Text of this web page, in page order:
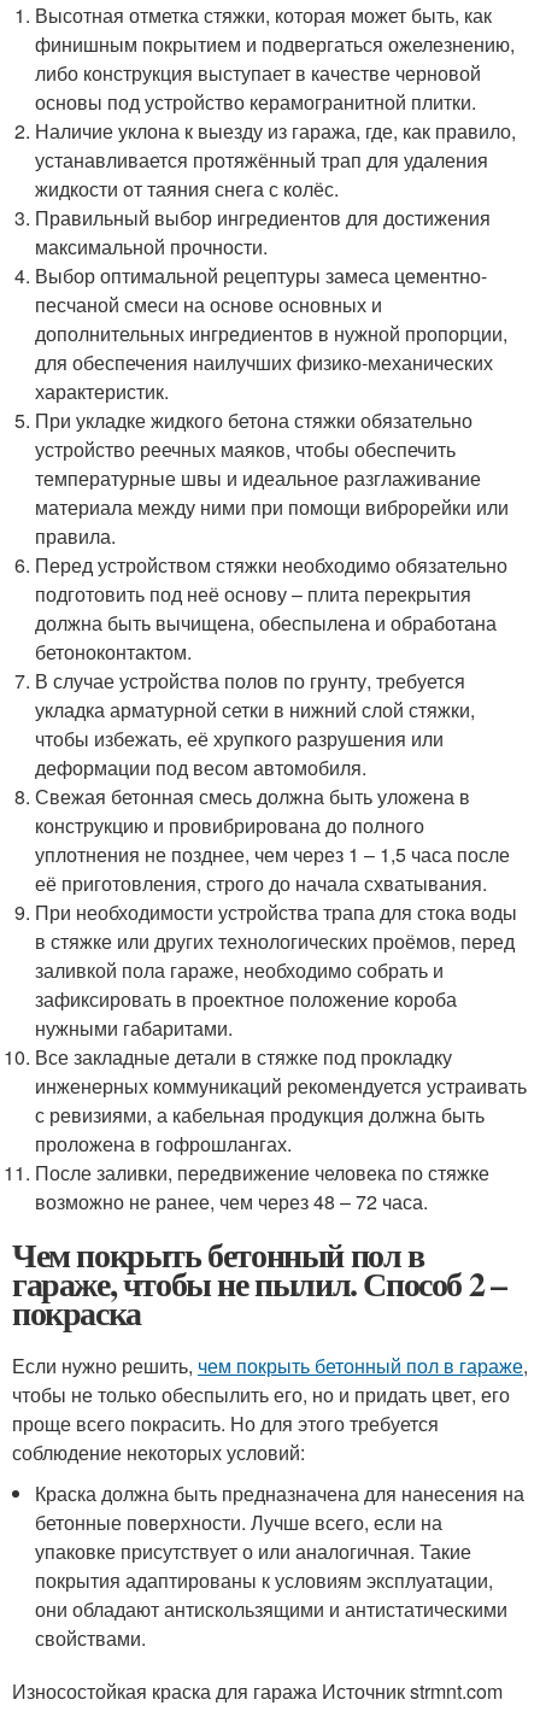
Высотная отметка стяжки, которая может быть, как
финишным покрытием и подвергаться ожелезнению,
либо конструкция выступает в качестве черновой
основы под устройство керамогранитной плитки.
Наличие уклона к выезду из гаража, где, как правило,
устанавливается протяжённый трап для удаления
жидкости от таяния снега с колёс.
Правильный выбор ингредиентов для достижения
максимальной прочности.
Выбор оптимальной рецептуры замеса цементно-
песчаной смеси на основе основных и
дополнительных ингредиентов в нужной пропорции,
для обеспечения наилучших физико-механических
характеристик.
При укладке жидкого бетона стяжки обязательно
устройство реечных маяков, чтобы обеспечить
температурные швы и идеальное разглаживание
материала между ними при помощи виброрейки или
правила.
Перед устройством стяжки необходимо обязательно
подготовить под неё основу – плита перекрытия
должна быть вычищена, обеспылена и обработана
бетоноконтактом.
В случае устройства полов по грунту, требуется
укладка арматурной сетки в нижний слой стяжки,
чтобы избежать, её хрупкого разрушения или
деформации под весом автомобиля.
Свежая бетонная смесь должна быть уложена в
конструкцию и провибрирована до полного
уплотнения не позднее, чем через 1 – 1,5 часа после
её приготовления, строго до начала схватывания.
При необходимости устройства трапа для стока воды
в стяжке или других технологических проёмов, перед
заливкой пола гараже, необходимо собрать и
зафиксировать в проектное положение короба
нужными габаритами.
Все закладные детали в стяжке под прокладку
инженерных коммуникаций рекомендуется устраивать
с ревизиями, а кабельная продукция должна быть
проложена в гофрошлангах.
После заливки, передвижение человека по стяжке
возможно не ранее, чем через 48 – 72 часа.
Чем покрыть бетонный пол в
гараже, чтобы не пылил. Способ 2 –
покраска
Если нужно решить, чем покрыть бетонный пол в гараже,
чтобы не только обеспылить его, но и придать цвет, его
проще всего покрасить. Но для этого требуется
соблюдение некоторых условий:
Краска должна быть предназначена для нанесения на
бетонные поверхности. Лучше всего, если на
упаковке присутствует о или аналогичная. Такие
покрытия адаптированы к условиям эксплуатации,
они обладают антискользящими и антистатическими
свойствами.
Износостойкая краска для гаража Источник strmnt.com